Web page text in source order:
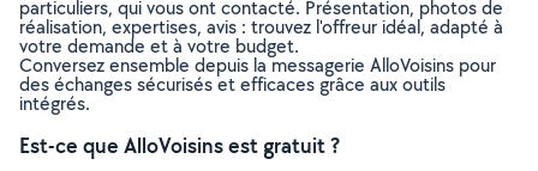
particuliers, qui vous ont contacté. Présentation, photos de
réalisation, expertises, avis : trouvez l'offreur idéal, adapté à
votre demande et à votre budget.
Conversez ensemble depuis la messagerie AlloVoisins pour
des échanges sécurisés et efficaces grâce aux outils
intégrés.
Est-ce que AlloVoisins est gratuit ?